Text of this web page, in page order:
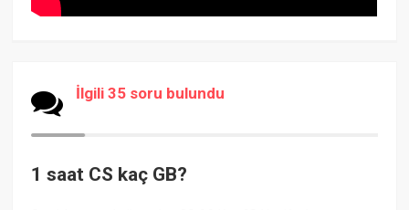
İlgili 35 soru bulundu
1 saat CS kaç GB?